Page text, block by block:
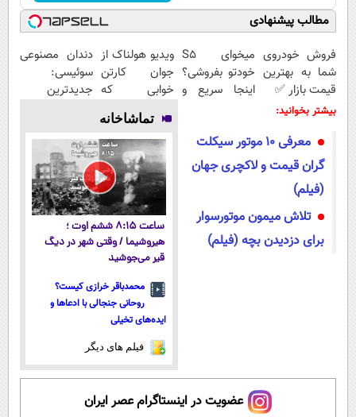
مطالب پیشنهادی
فروش خودروی
شما به بهترین
قیمت بازار ✅
میخوای S5
خودتو بفروشی؟
اینجا سریع و
ویدیو هولناک از
جوان کارتن
خوابی که
میلیاردر شد.
آموزش رایگان
دندان مصنوعی
سوئیسی:
جدیدترین
پرداخت قسطی
بیشتر بخوانید:
معرفی 10 موتور سیکلت
گران قیمت و لاکچری جهان
(فیلم)
تلاش میمون موتورسوار
برای دزدیدن بچه (فیلم)
تماشاخانه
ساعت ۸:۱۵ ششم اوت ؛
هیروشیما / وقتی شهر در دیگ
قیر می‌جوشید
محمدباقر خرازی کیست؟
روحانی جنجالی با ادعاها و
ایده‌های تخیلی
فیلم های دیگر
عضویت در اینستاگرام عصر ایران